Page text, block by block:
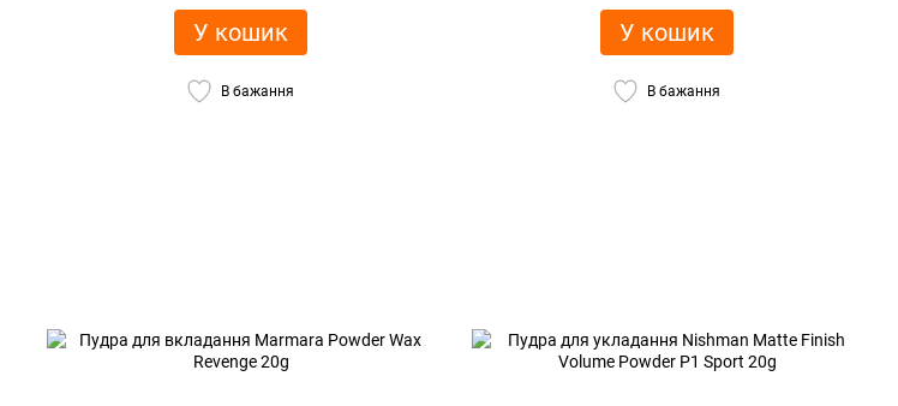
У кошик
В бажання
У кошик
В бажання